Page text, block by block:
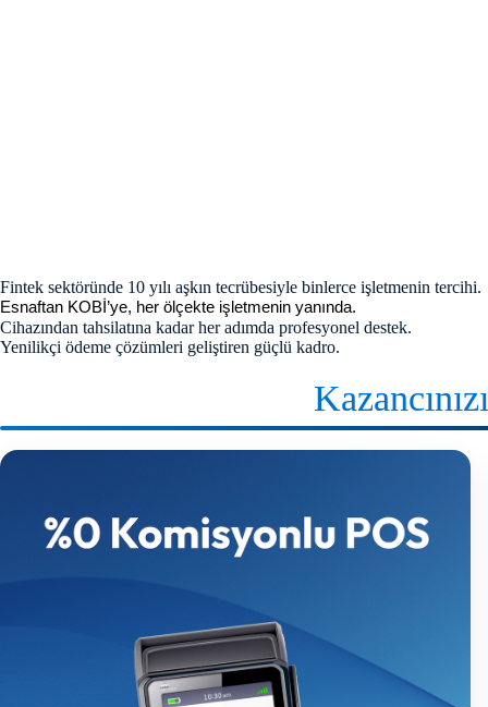
Fintek sektöründe 10 yılı aşkın tecrübesiyle binlerce işletmenin tercihi.
Esnaftan KOBİ’ye, her ölçekte işletmenin yanında.
Cihazından tahsilatına kadarheradımda profesyonel destek.
Yenilikçi ödeme çözümleri geliştiren güçlü kadro.
Kazancınızı